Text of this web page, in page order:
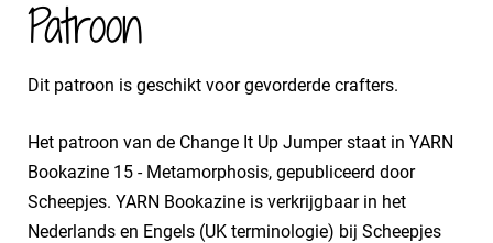
Patroon
Dit patroon is geschikt voor gevorderde crafters.
Het patroon van de Change It Up Jumper staat in YARN
Bookazine 15 - Metamorphosis, gepubliceerd door
Scheepjes. YARN Bookazine is verkrijgbaar in het
Nederlands en Engels (UK terminologie) bij Scheepjes